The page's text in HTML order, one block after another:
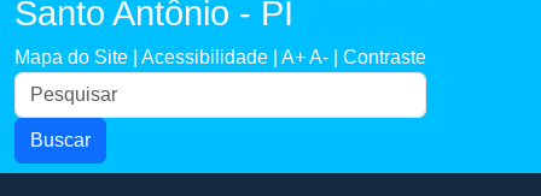
Santo Antônio - PI
Mapa do Site | Acessibilidade | A+A- | Contraste
Buscar